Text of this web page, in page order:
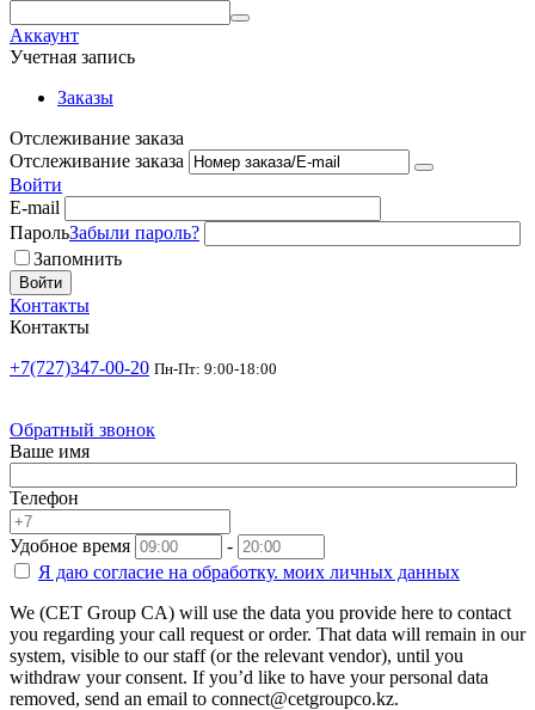
Аккаунт
Учетная запись
Заказы
Отслеживание заказа
Отслеживание заказа
Войти
E-mail
ПарольЗабыли пароль?
Запомнить
Войти
Контакты
Контакты
+7(727)347-00-20 Пн-Пт: 9:00-18:00
Обратный звонок
Ваше имя
Телефон
Удобное время
-
Я даю согласие на обработку. моих личных данных
We (CET Group CA) will use the data you provide here to contact
you regarding your call request or order. That data will remain in our
system, visible to our staff (or the relevant vendor), until you
withdraw your consent. If you’d like to have your personal data
removed, send an email to connect@cetgroupco.kz.